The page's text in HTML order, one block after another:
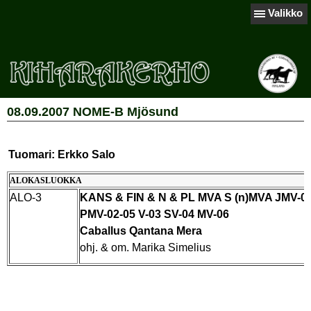
Valikko
08.09.2007 NOME-B Mjösund
Tuomari: Erkko Salo
ALOKASLUOKKA
ALO-3
KANS & FIN & N & PL MVA S (n)MVA JMV-
PMV-02-05 V-03 SV-04 MV-06
Caballus Qantana Mera
ohj. & om. Marika Simelius